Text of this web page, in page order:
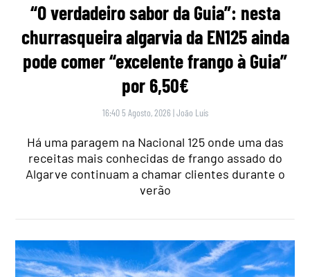
“O verdadeiro sabor da Guia”: nesta
churrasqueira algarvia da EN125 ainda
pode comer “excelente frango à Guia”
por 6,50€
16:40 5 Agosto, 2026 |João Luís
Há uma paragem na Nacional 125 onde uma das
receitas mais conhecidas de frango assado do
Algarve continuam a chamar clientes durante o
verão